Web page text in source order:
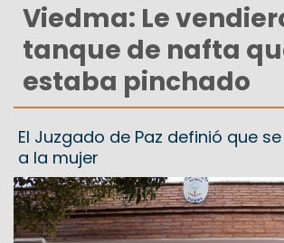
Viedma: Le
tanque de nafta
estaba pinchado
El Juzgado de Paz definió que
a la mujer